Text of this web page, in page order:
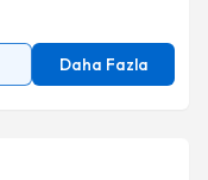
Daha Fazla